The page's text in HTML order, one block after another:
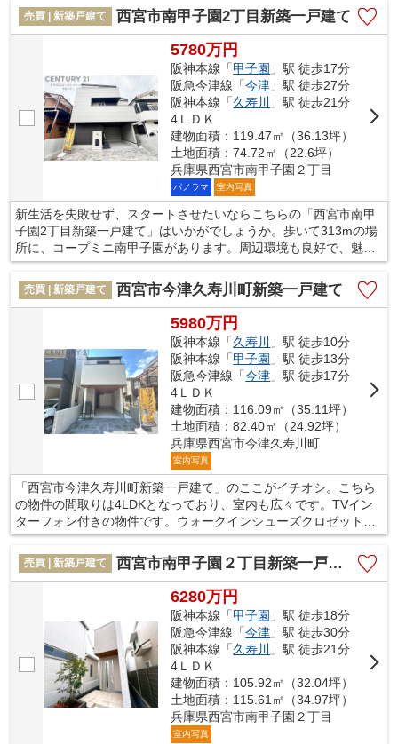
市に特化した当社には、不動産情報はもちろんのこと、地域情報
にも詳しいスタッフが在籍しております。きっと不動産探しの強
売買 | 新築戸建て 西宮市南甲子園2丁目新築一戸建て
5780万円
阪神本線「甲子園 」駅 徒歩17分
阪急今津線「今津 」駅 徒歩27分
阪神本線「久寿川
」駅 徒歩21分
4ＬＤＫ
建物面積：119.47㎡（36.13坪）
土地面積：74.72㎡（22.6坪）
兵庫県西宮市南甲子園２丁目
パノラマ 室内写真
新生活を失敗せず、スタートさせたいならこちらの「西宮市南甲
子園2丁目新築一戸建て」はいかがでしょうか。歩いて313mの場
所に、コープミニ南甲子園があります。周辺環境も良好で、魅力
的な住環境のある、2026年5月築の物件です。浴室乾燥機のある
お風呂場は洗濯物を干すときにも便利です。阪神本線甲子園駅近
くは過ごしやすく快適な住環境です。一戸建ての購入を検討され
ているなら、まずはお気軽にご連絡からお待ちしております。
売買 | 新築戸建て 西宮市今津久寿川町新築一戸建て
5980万円
阪神本線「久寿川
」駅 徒歩10分
阪神本線「甲子園 」駅 徒歩13分
阪急今津線「今津 」駅 徒歩17分
4ＬＤＫ
建物面積：116.09㎡（35.11坪）
土地面積：82.40㎡（24.92坪）
兵庫県西宮市今津久寿川町
室内写真
「西宮市今津久寿川町新築一戸建て」のここがイチオシ。こちら
の物件の間取りは4LDKとなっており、室内も広々です。TVイン
ターフォン付きの物件です。ウォークインシューズクロゼットが
ありますので収納ラクラクです。一戸建て購入をお考えなら、当
社にお任せください。お気に入りの住まいを見つけて、よりご希
望に近い生活を送りましょう。ぜひ当社をご利用くださいませ。
売買 | 新築戸建て 西宮市南甲子園２丁目新築一戸建て
6280万円
阪神本線「甲子園 」駅 徒歩18分
阪急今津線「今津 」駅 徒歩30分
阪神本線「久寿川
」駅 徒歩21分
4ＬＤＫ
建物面積：105.92㎡（32.04坪）
土地面積：115.61㎡（34.97坪）
兵庫県西宮市南甲子園２丁目
室内写真